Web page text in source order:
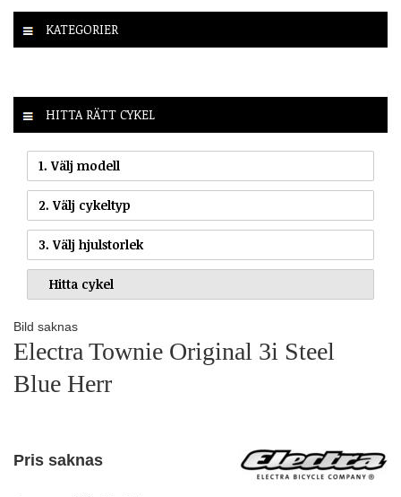
KATEGORIER
HITTA RÄTT CYKEL
1. Välj modell
2. Välj cykeltyp
3. Välj hjulstorlek
Bild saknas
Electra Townie Original 3i Steel
Blue Herr
Pris saknas